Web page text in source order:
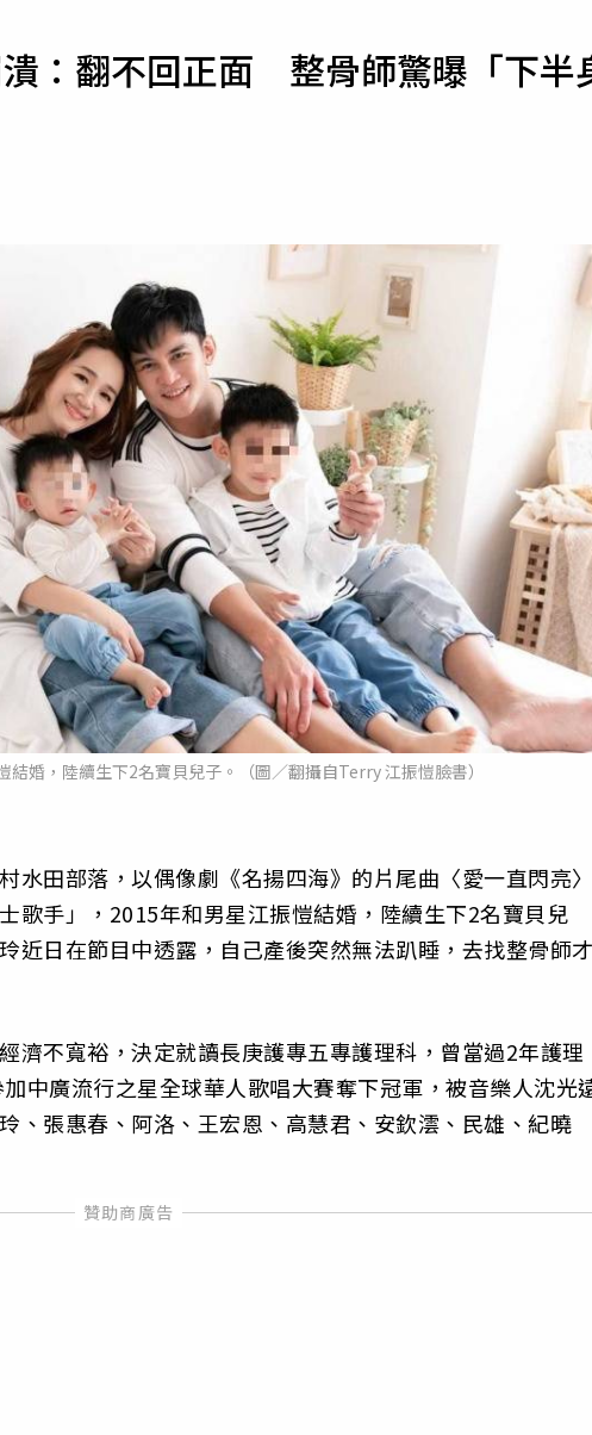
運勢
：翻不回正面 整骨師驚曝「下半
婚，陸續生下2名寶貝兒子。（圖／翻攝自Terry 江振愷臉書）
水田部落，以偶像劇《名揚四海》的片尾曲〈愛一直閃亮
歌手」，2015年和男星江振愷結婚，陸續生下2名寶貝兒
近日在節目中透露，自己產後突然無法趴睡，去找整骨師
濟不寬裕，決定就讀長庚護專五專護理科，曾當過2年護理
中廣流行之星全球華人歌唱大賽奪下冠軍，被音樂人沈光
、張惠春、阿洛、王宏恩、高慧君、安欽澐、民雄、紀曉